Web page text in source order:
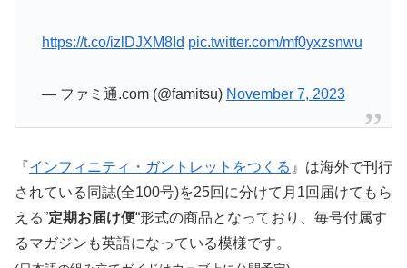
https://t.co/izlDJXM8Id pic.twitter.com/mf0yxzsnwu
— ファミ通.com (@famitsu) November 7, 2023
『インフィニティ・ガントレットをつくる 』は海外で刊行
されている同誌(全100号)を25回に分けて月1回届けてもら
える”定期お届け便“形式の商品となっており、毎号付属す
るマガジンも英語になっている模様です。